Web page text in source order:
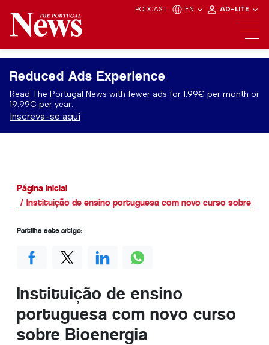
PODCAST EN AD-LITE
Reduced Ads Experience
Read The Portugal News with fewer ads for 1.99€ per month or
19.99€ per year.
Inscreva-se aqui
Página inicial
Instituição de ensino portuguesa com novo curso sobre
Instituição de ensino
portuguesa com novo curso
sobre Bioenergia
Partilhe este artigo: